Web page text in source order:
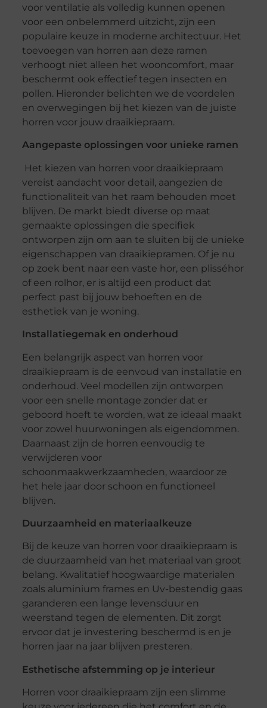
voor ventilatie als volledig kunnen openen
voor een onbelemmerd uitzicht, zijn een
populaire keuze in moderne architectuur. Het
toevoegen van horren aan deze ramen
verhoogt niet alleen het wooncomfort, maar
beschermt ook effectief tegen insecten en
pollen. Hieronder belichten we de voordelen
en overwegingen bij het kiezen van de juiste
horren voor jouw draaikiepraam.
Aangepaste oplossingen voor unieke ramen
Het kiezen van horren voor draaikiepraam
vereist aandacht voor detail, aangezien de
functionaliteit van het raam behouden moet
blijven. De markt biedt diverse op maat
gemaakte oplossingen die specifiek
ontworpen zijn om aan te sluiten bij de unieke
eigenschappen van draaikiepramen. Of je nu
op zoek bent naar een vaste hor, een plisséhor
of een rolhor, er is altijd een product dat
perfect past bij jouw behoeften en de
esthetiek van je woning.
Installatiegemak en onderhoud
Een belangrijk aspect van horren voor
draaikiepraam is de eenvoud van installatie en
onderhoud. Veel modellen zijn ontworpen
voor een snelle montage zonder dat er
geboord hoeft te worden, wat ze ideaal maakt
voor zowel huurwoningen als eigendommen.
Daarnaast zijn de horren eenvoudig te
verwijderen voor
schoonmaakwerkzaamheden, waardoor ze
het hele jaar door schoon en functioneel
blijven.
Duurzaamheid en materiaalkeuze
Bij de keuze van horren voor draaikiepraam is
de duurzaamheid van het materiaal van groot
belang. Kwalitatief hoogwaardige materialen
zoals aluminium frames en Uv-bestendig gaas
garanderen een lange levensduur en
weerstand tegen de elementen. Dit zorgt
ervoor dat je investering beschermd is en je
horren jaar na jaar blijven presteren.
Esthetische afstemming op je interieur
Horren voor draaikiepraam zijn een slimme